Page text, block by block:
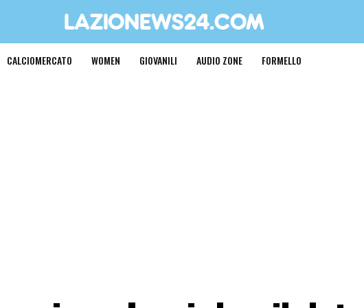
CALCIOMERCATO WOMEN GIOVANILI AUDIO ZONE FORMELLO